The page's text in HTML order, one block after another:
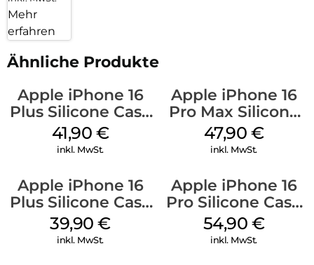
Mehr
erfahren
Ähnliche Produkte
Apple iPhone 16
Plus Silicone Case
MagSafe Stone
Gray
41,90 €
inkl. MwSt.
Apple iPhone 16
Pro Max Silicone
Case MagSafe
Black
47,90 €
inkl. MwSt.
Apple iPhone 16
Plus Silicone Case
MagSafe Plum
39,90€
inkl. MwSt.
Apple iPhone 16
Pro Silicone Case
MagSafe Black
54,90 €
inkl. MwSt.